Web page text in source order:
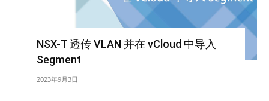
NSX-T 透传 VLAN 并在 vCloud 中导入
Segment
2023年9月3日